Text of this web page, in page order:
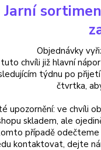
Fuchsie Euro Princes
Princes
Jarní
Objednávky
chvíli již hlavní
týdnu po
čtvrtka,
upozornění: ve chvíli
skladem, ale
případě odečteme
kontaktovat, dejte